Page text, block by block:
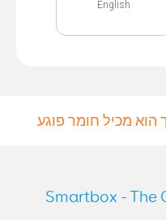
English
הוא מכיל חומר פוגע